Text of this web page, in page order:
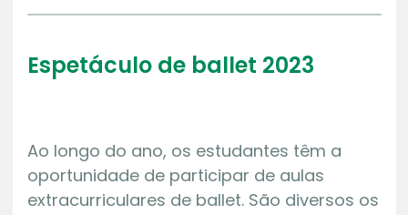
Espetáculo de ballet 2023
Ao longo do ano, os estudantes têm a
oportunidade de participar de aulas
extracurriculares de ballet. São diversos os